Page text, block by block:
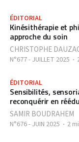
ÉDITORIAL
Kinésithérapie et
approche du soin
CHRISTOPHE
N°677 - JUILLET 2025
ÉDITORIAL
Sensibilités,
reconquérir en
SAMIR BOUDRAHEM
N°676 - JUIN 2025 2